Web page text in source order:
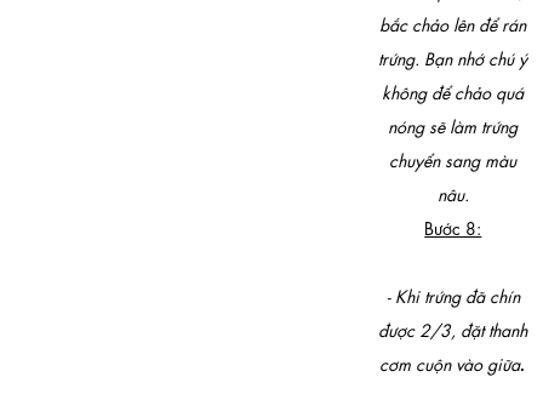
bắc chảo lên để rán
trứng. Bạn nhớ chú ý
không để chảo quá
nóng sẽ làm trứng
chuyển sang màu
nâu.
Bước 8:
- Khi trứng đã chín
được 2/3, đặt thanh
cơm cuộn vào giữa.